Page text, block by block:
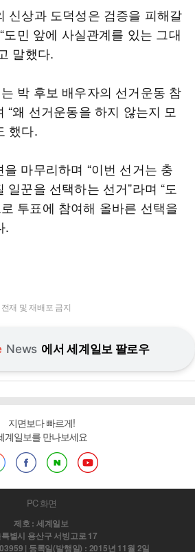
신상과 도덕성은 검증을 피해갈
도민 앞에 사실관계를 있는 그대
말했다.
박 후보 배우자의 선거운동 참
“왜 선거운동을 하지 않는지 모
했다.
마무리하며 “이번 선거는 충
일꾼을 선택하는 선거”라며 “도
투표에 참여해 올바른 선택을
.
재 및 재배포 금지
News 에서 세계일보 팔로우
지면보다 빠르게!
계일보를 만나보세요
PC 화면
제호 : 세계일보
별시 용산구 서빙고로 17
| 등록일(발행일) : 2015년 11월 2일